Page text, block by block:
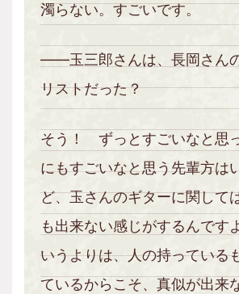
濁らない。すごいです。
――玉三郎さんは、長岡さん
リストだった？
そう！ ずっとすごいなと思
にもすごいなと思う先輩方は
ど、玉さんのギターに関して
も出来ない感じがするんです
いうよりは、人の持っている
ているからこそ、真似が出来